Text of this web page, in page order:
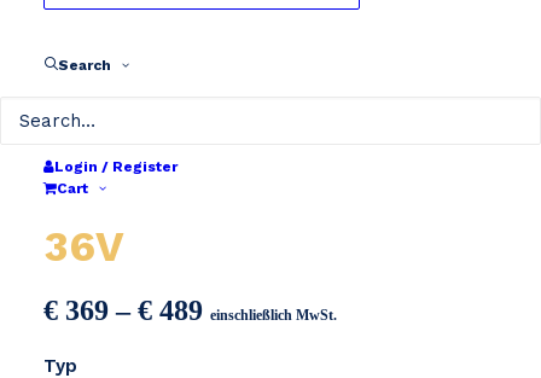
Search
Login / Register
Cart
Greenway / Phylion
36V
€ 369 –€ 489Preisspanne:
einschließlich MwSt.
Typ